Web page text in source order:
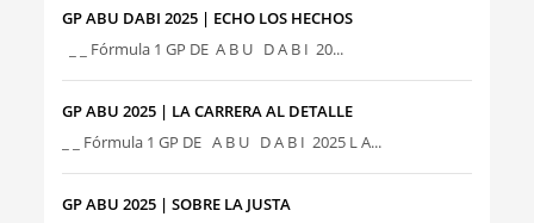
GP ABU DABI 2025 | ECHO LOS HECHOS
_ _ Fórmula 1 GP DE A B U D A B I 20...
GP ABU 2025 | LA CARRERA AL DETALLE
_ _ Fórmula 1 GP DE A B U D A B I 2025 L A...
GP ABU 2025 | SOBRE LA JUSTA